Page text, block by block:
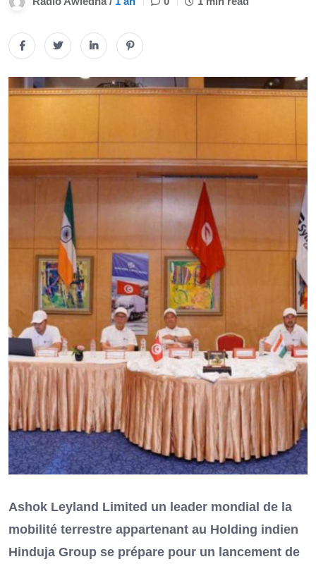
Ashok Leyland Limited un leader mondial de la
mobilité terrestre appartenant au Holding indien
Hinduja Group se prépare pour un lancement de